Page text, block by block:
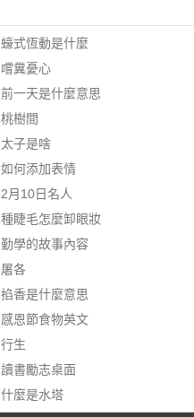
蠔式恆動是什麼
嚐糞憂心
前一天是什麼意思
桃樹間
太子是啥
如何添加表情
2月10日名人
種睫毛怎麼卸眼妝
勤學的故事內容
屠各
掐香是什麼意思
感恩節食物英文
行生
讀書勵志桌面
什麼是水塔